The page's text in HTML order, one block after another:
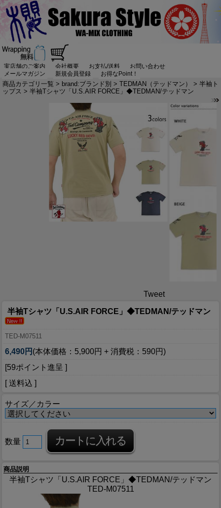
実店舗のご案内 会社概要 お支払/送料
お問い合わせ
メールマガジン
新規会員登録 お得なPoint！
商品カテゴリ一覧 > brand:ブランド別 > TEDMAN（テッドマン） > 半袖ト
ップス > 半袖Tシャツ「U.S.AIR FORCE」◆TEDMAN/テッドマン
Tweet
半袖Tシャツ「U.S.AIR FORCE」◆TEDMAN/テッドマン
TED-M07511
6,490円 (本体価格：5,900円 + 消費税：590円)
[59ポイント進呈 ]
[ 送料込 ]
サイズ／カラー
数量
商品説明
半袖Tシャツ「U.S.AIR FORCE」◆TEDMAN/テッドマン
TED-M07511